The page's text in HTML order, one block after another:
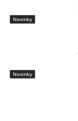
Novinky
Novinky